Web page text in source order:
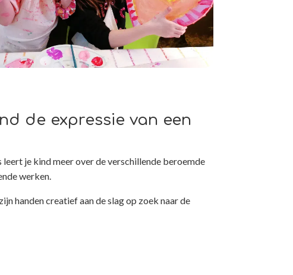
de expressie van een
je kind meer over de verschillende beroemde
werken.
handen creatief aan de slag op zoek naar de